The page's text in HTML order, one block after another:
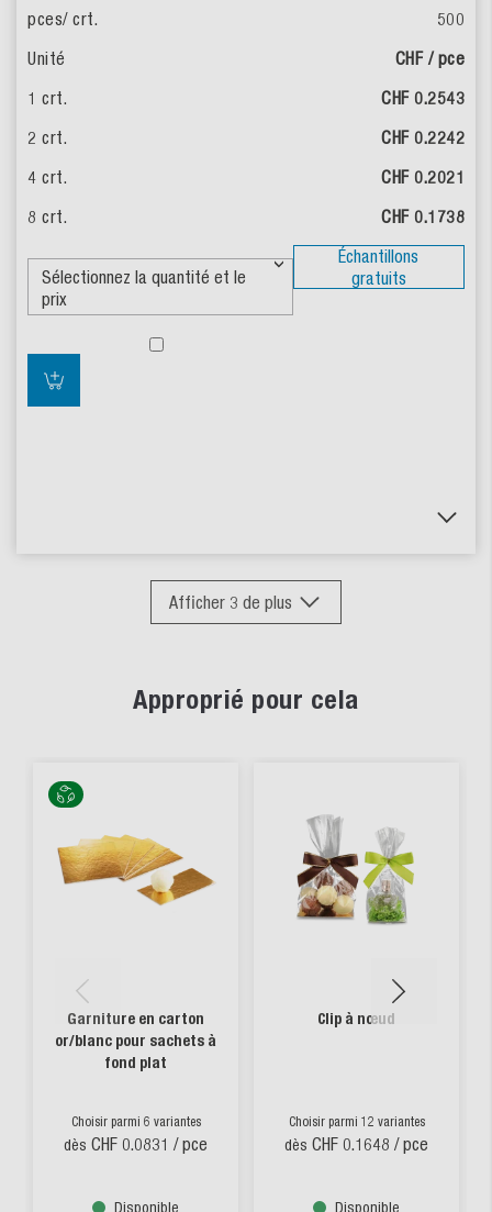
500
CHF / pce
CHF 0.2543
CHF 0.2242
CHF 0.2021
CHF 0.1738
Échantillons
gratuits
Afficher 3 de plus
Approprié pour cela
Garniture en carton
or/blanc pour sachets à
fond plat
Choisir parmi 6 variantes
dès CHF 0.0831 / pce
Disponible
Clip à nœud
Choisir parmi 12 variantes
dès CHF 0.1648 / pce
Disponible